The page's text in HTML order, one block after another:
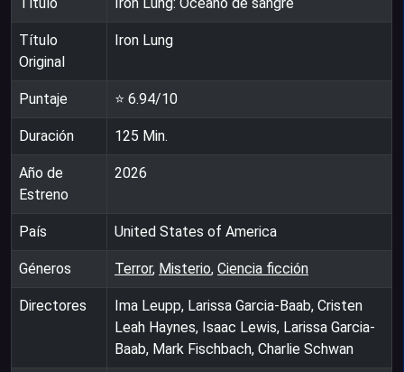
Título
Original
Iron Lung
Puntaje ⭐ 6.94/10
Duración 125 Min.
Año de
Estreno
2026
País United States of America
Géneros Terror, Misterio, Ciencia ficción
Directores
Ima Leupp, Larissa Garcia-Baab, Cristen
Leah Haynes, Isaac Lewis, Larissa Garcia-
Baab, Mark Fischbach, Charlie Schwan